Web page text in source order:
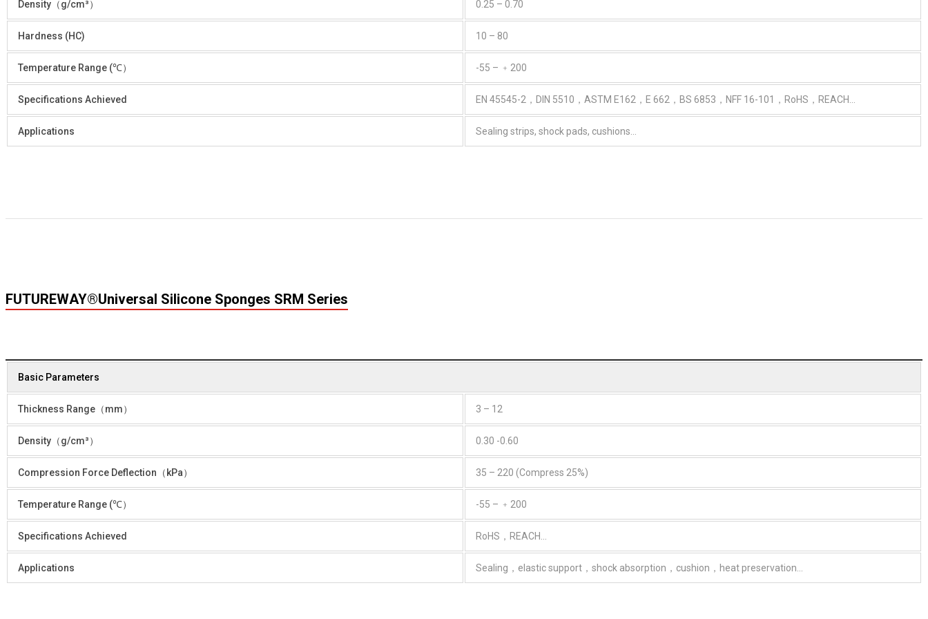
Density（g/cm³） 0.25 – 0.70
Hardness (HC) 10 – 80
Temperature Range (℃） -55 – ﹢200
Specifications Achieved EN 45545-2，DIN 5510，ASTM E162，E 662，BS 6853，NFF 16-101，RoHS，REACH…
Applications Sealing strips, shock pads, cushions…
FUTUREWAY®Universal Silicone Sponges SRM Series
Basic Parameters
Thickness Range（mm） 3 – 12
Density（g/cm³） 0.30 -0.60
Compression Force Deflection（kPa） 35 – 220 (Compress 25%)
Temperature Range (℃） -55 – ﹢200
Specifications Achieved RoHS，REACH…
Applications Sealing，elastic support，shock absorption，cushion，heat preservation…